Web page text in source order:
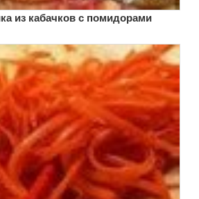
из кабачков с помидорами